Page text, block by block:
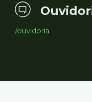
/ouvidoria